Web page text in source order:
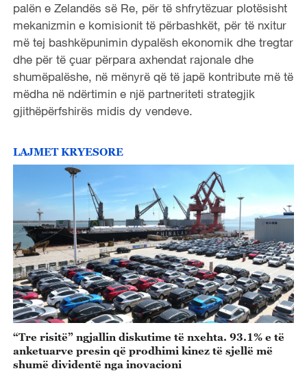
palën e Zelandës së Re, për të shfrytëzuar plotësisht
mekanizmin e komisionit të përbashkët, për të nxitur
më tej bashkëpunimin dypalësh ekonomik dhe tregtar
dhe për të çuar përpara axhendat rajonale dhe
shumëpalëshe, në mënyrë që të japë kontribute më të
mëdha në ndërtimin e një partneriteti strategjik
gjithëpërfshirës midis dy vendeve.
LAJMET KRYESORE
“Tre risitë” ngjallin diskutime të nxehta. 93.1% e të
anketuarve presin që prodhimi kinez të sjellë më
shumë dividentë nga inovacioni